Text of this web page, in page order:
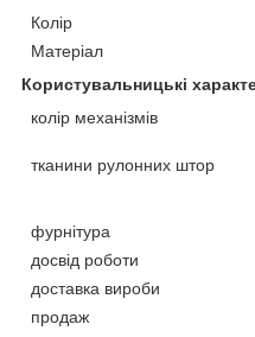
Колір
Матеріал
Користувальницькі
колір механізмів
тканини рулонних штор
фурнітура
досвід роботи
доставка вироби
продаж